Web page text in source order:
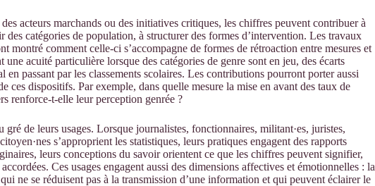
acteurs marchands ou des initiatives critiques, les chiffres peuvent contribuer à
catégories de population, à structurer des formes d’intervention. Les travaux
montré comment celle-ci s’accompagne de formes de rétroaction entre mesures et
acuité particulière lorsque des catégories de genre sont en jeu, des écarts
passant par les classements scolaires. Les contributions pourront porter aussi
ces dispositifs. Par exemple, dans quelle mesure la mise en avant des taux de
renforce-t-elle leur perception genrée ?
de leurs usages. Lorsque journalistes, fonctionnaires, militant·es, juristes,
s’approprient les statistiques, leurs pratiques engagent des rapports
leurs conceptions du savoir orientent ce que les chiffres peuvent signifier,
Ces usages engagent aussi des dimensions affectives et émotionnelles : la
ne se réduisent pas à la transmission d’une information et qui peuvent éclairer le